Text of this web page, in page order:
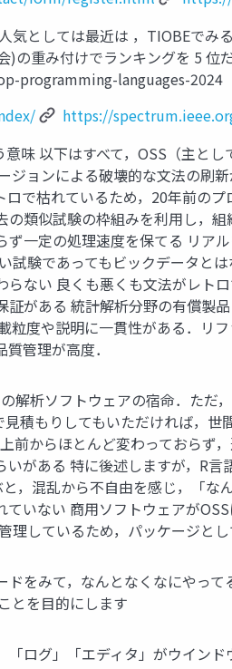
気としては最近は ，TIOBEで
)の重み付けでランキングを 5
programming-languages-2024
https://
味 以下はすべて，OSS（主と
ジョンによる破壊的な文法の刷
で枯れているため，20年前の
類似試験の枠組みを利用し，
一定の処理速度を保てる リア
試験であってもビックデータと
ない 良くも悪くも文法がレト
がある 統計解析分野の有償製
粒度や説明に一貫性がある．リ
管理が高度．
解析ソフトウェアの宿命．た
積もりしてもいただければ，
前からほとんど変わっておらず
がある 特に後述しますが，R
，混乱から不自由を感じ，「
いない 商用ソフトウェアが
理しているため，パッケージと
ドをみて，なんとなくなにやっ
とを目的にします
「ログ」「エディタ」がウイン